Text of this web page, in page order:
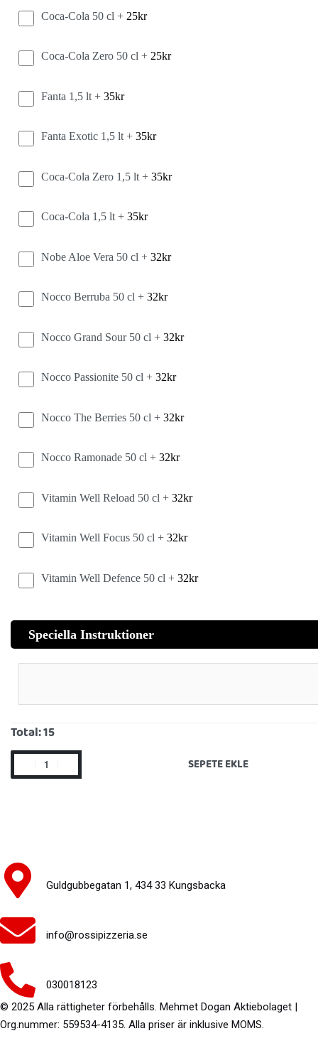
Coca-Cola 50 cl + 25kr
Coca-Cola Zero 50 cl + 25kr
Fanta 1,5 lt + 35kr
Fanta Exotic 1,5 lt + 35kr
Coca-Cola Zero 1,5 lt + 35kr
Coca-Cola 1,5 lt + 35kr
Nobe Aloe Vera 50 cl + 32kr
Nocco Berruba 50 cl + 32kr
Nocco Grand Sour 50 cl + 32kr
Nocco Passionite 50 cl + 32kr
Nocco The Berries 50 cl + 32kr
Nocco Ramonade 50 cl + 32kr
Vitamin Well Reload 50 cl + 32kr
Vitamin Well Focus 50 cl + 32kr
Vitamin Well Defence 50 cl + 32kr
Speciella Instruktioner
Total:15
SEPETE EKLE
Guldgubbegatan 1, 434 33 Kungsbacka
info@rossipizzeria.se
030018123
© 2025 Alla rättigheter förbehålls. Mehmet Dogan Aktiebolaget |
Org.nummer: 559534-4135. Alla priser är inklusive MOMS.